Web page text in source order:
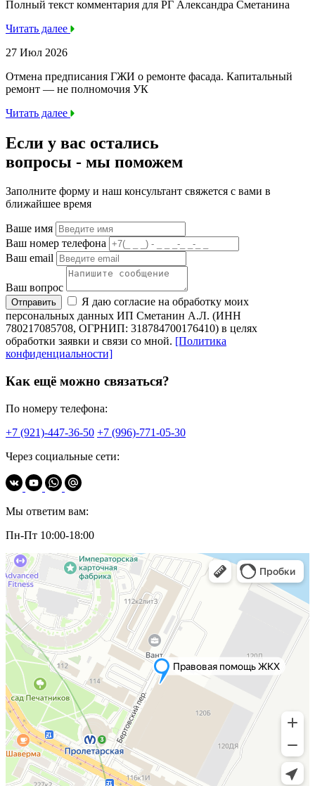
Полный текст комментария для РГ Александра Сметанина
Читать далее
27 Июл 2026
Отмена предписания ГЖИ о ремонте фасада. Капитальный
ремонт — не полномочия УК
Читать далее
Если у вас остались
вопросы - мы поможем
Заполните форму и наш консультант свяжется с вами в
ближайшее время
Ваше имя
Ваш номер телефона
Ваш email
Ваш вопрос
Отправить
Я даю согласие на обработку моих
персональных данных ИП Сметанин А.Л. (ИНН
780217085708, ОГРНИП: 318784700176410) в целях
обработки заявки и связи со мной. [Политика
конфиденциальности]
Как ещё можно связаться?
По номеру телефона:
+7 (921)-447-36-50 +7 (996)-771-05-30
Через социальные сети:
Мы ответим вам:
Пн-Пт 10:00-18:00